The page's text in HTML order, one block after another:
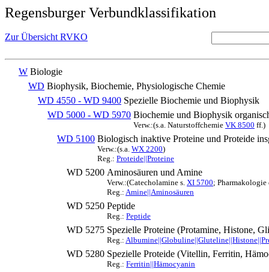
Regensburger Verbundklassifikation
Zur Übersicht RVKO
W Biologie
WD Biophysik, Biochemie, Physiologische Chemie
WD 4550 - WD 9400 Spezielle Biochemie und Biophysik
WD 5000 - WD 5970 Biochemie und Biophysik
Verw.:(s.a. Naturstoffchemie VK 8500 ff.)
WD 5100 Biologisch inaktive Proteine und Proteide
Verw.:(s.a. WX 2200)
Reg.: Proteide||Proteine
WD 5200 Aminosäuren und Amine
Verw.:(Catecholamine s. XI 5700;
Reg.: Amine||Aminosäuren
WD 5250 Peptide
Reg.: Peptide
WD 5275 Spezielle Proteine (Protamine, Histone,
Reg.:
WD 5280 Spezielle Proteide (Vitellin, Ferritin,
Reg.: Ferritin||Hämocyanin